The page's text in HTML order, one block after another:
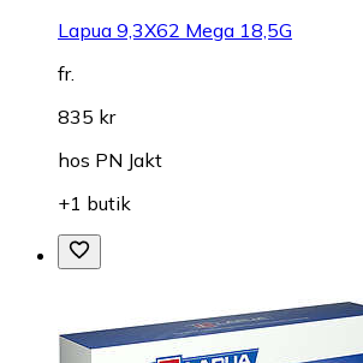
Lapua 9,3X62 Mega 18,5G
fr.
835 kr
hos PN Jakt
+1 butik